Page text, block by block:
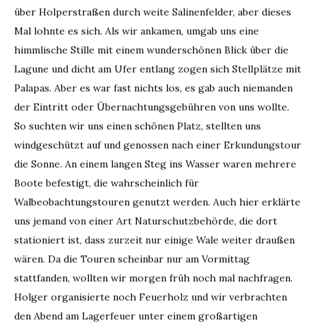
über Holperstraßen durch weite Salinenfelder, aber dieses
Mal lohnte es sich. Als wir ankamen, umgab uns eine
himmlische Stille mit einem wunderschönen Blick über die
Lagune und dicht am Ufer entlang zogen sich Stellplätze mit
Palapas. Aber es war fast nichts los, es gab auch niemanden
der Eintritt oder Übernachtungsgebühren von uns wollte.
So suchten wir uns einen schönen Platz, stellten uns
windgeschützt auf und genossen nach einer Erkundungstour
die Sonne. An einem langen Steg ins Wasser waren mehrere
Boote befestigt, die wahrscheinlich für
Walbeobachtungstouren genutzt werden. Auch hier erklärte
uns jemand von einer Art Naturschutzbehörde, die dort
stationiert ist, dass zurzeit nur einige Wale weiter draußen
wären. Da die Touren scheinbar nur am Vormittag
stattfanden, wollten wir morgen früh noch mal nachfragen.
Holger organisierte noch Feuerholz und wir verbrachten
den Abend am Lagerfeuer unter einem großartigen